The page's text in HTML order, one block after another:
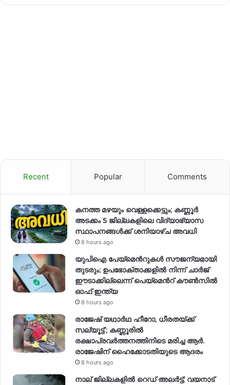
Recent Popular Comments
കനത്ത മഴയും വെള്ളക്കെട്ടും; കണ്ണൂർ
അടക്കം 5 ജില്ലകളിലെ വിദ്യാഭ്യാസ
സ്ഥാപനങ്ങള്‍ക്ക് ശനിയാഴ്ച അവധി
8 hours ago
യുപിഐ പേയ്മെന്‍റുകൾ സൗജന്യമായി
തുടരും; ഉപഭോക്താക്കളിൽ നിന്ന് ചാർജ്
ഈടാക്കില്ലെന്ന് പെയ്മെന്‍റ് കൗൺസിൽ
ഓഫ് ഇന്ത്യ
8 hours ago
രാജേഷ് യഥാര്‍ഥ ഹീറോ, ധീരതയ്ക്ക്
സല്യൂട്ട്’; കണ്ണൂരിൽ
രക്ഷാപ്രവര്‍ത്തനത്തിനിടെ മരിച്ച ആര്‍.
രാജേഷിന് ഹൈക്കോടതിയുടെ ആദരം
8 hours ago
നാല് ജില്ലകളിൽ റെഡ് അലർട്ട്; വയനാട്